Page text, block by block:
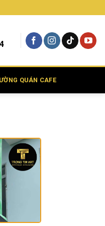
QUÁN CAFE